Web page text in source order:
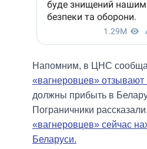
Напомним, в ЦНС
«вагнеровцев» отзывают
должны прибыть в
Пограничники рассказали,
«вагнеровцев» сейчас
Беларуси.